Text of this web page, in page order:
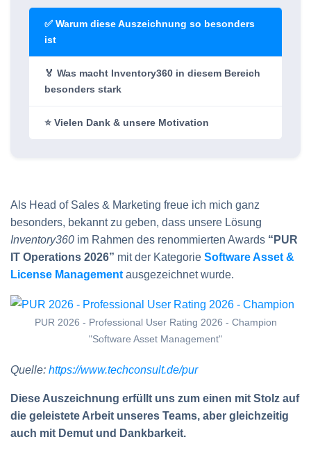
Als Head of Sales & Marketing freue ich mich ganz
besonders, bekannt zu geben, dass unsere Lösung
Inventory360 im Rahmen des renommierten Awards “PUR
IT Operations 2026” mit der Kategorie Software Asset &
License Management ausgezeichnet wurde.
PUR 2026 - Professional User Rating 2026 - Champion
"Software Asset Management"
Quelle: https://www.techconsult.de/pur
Diese Auszeichnung erfüllt uns zum einen mit Stolz auf
die geleistete Arbeit unseres Teams, aber gleichzeitig
auch mit Demut und Dankbarkeit.
✅ Warum diese Auszeichnung so besonders
ist
🏅 Was macht Inventory360 in diesem Bereich
besonders stark
⭐ Vielen Dank & unsere Motivation